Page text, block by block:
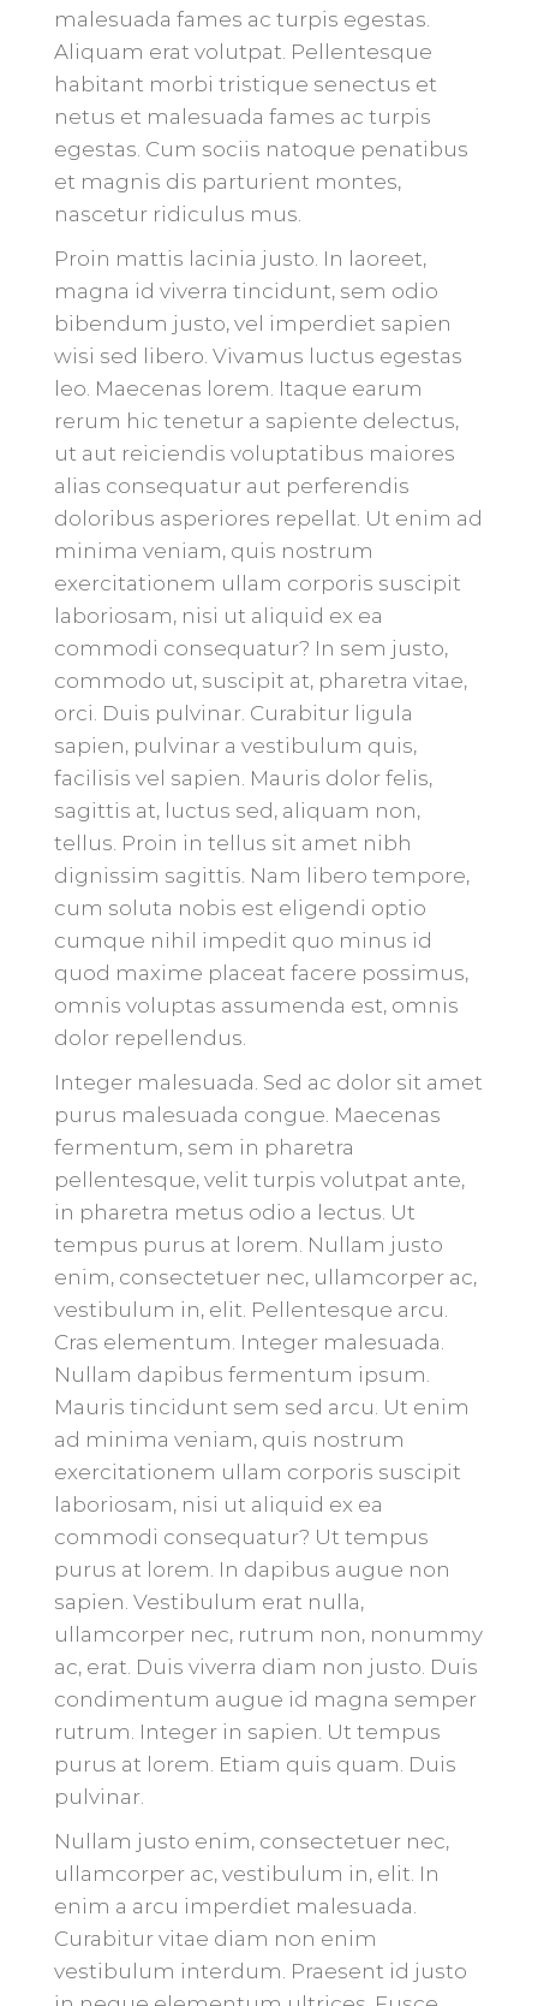
malesuada fames ac turpis egestas.
Aliquam erat volutpat. Pellentesque
habitant morbi tristique senectus et
netus et malesuada fames ac turpis
egestas. Cum sociis natoque penatibus
et magnis dis parturient montes,
nascetur ridiculus mus.
Proin mattis lacinia justo. In laoreet,
magna id viverra tincidunt, sem odio
bibendum justo, vel imperdiet sapien
wisi sed libero. Vivamus luctus egestas
leo. Maecenas lorem. Itaque earum
rerum hic tenetur a sapiente delectus,
ut aut reiciendis voluptatibus maiores
alias consequatur aut perferendis
doloribus asperiores repellat. Ut enim ad
minima veniam, quis nostrum
exercitationem ullam corporis suscipit
laboriosam, nisi ut aliquid ex ea
commodi consequatur? In sem justo,
commodo ut, suscipit at, pharetra vitae,
orci. Duis pulvinar. Curabitur ligula
sapien, pulvinar a vestibulum quis,
facilisis vel sapien. Mauris dolor felis,
sagittis at, luctus sed, aliquam non,
tellus. Proin in tellus sit amet nibh
dignissim sagittis. Nam libero tempore,
cum soluta nobis est eligendi optio
cumque nihil impedit quo minus id
quod maxime placeat facere possimus,
omnis voluptas assumenda est, omnis
dolor repellendus.
Integer malesuada. Sed ac dolor sit amet
purus malesuada congue. Maecenas
fermentum, sem in pharetra
pellentesque, velit turpis volutpat ante,
in pharetra metus odio a lectus. Ut
tempus purus at lorem. Nullam justo
enim, consectetuer nec, ullamcorper ac,
vestibulum in, elit. Pellentesque arcu.
Cras elementum. Integer malesuada.
Nullam dapibus fermentum ipsum.
Mauris tincidunt sem sed arcu. Ut enim
ad minima veniam, quis nostrum
exercitationem ullam corporis suscipit
laboriosam, nisi ut aliquid ex ea
commodi consequatur? Ut tempus
purus at lorem. In dapibus augue non
sapien. Vestibulum erat nulla,
ullamcorper nec, rutrum non, nonummy
ac, erat. Duis viverra diam non justo. Duis
condimentum augue id magna semper
rutrum. Integer in sapien. Ut tempus
purus at lorem. Etiam quis quam. Duis
pulvinar.
Nullam justo enim, consectetuer nec,
ullamcorper ac, vestibulum in, elit. In
enim a arcu imperdiet malesuada.
Curabitur vitae diam non enim
vestibulum interdum. Praesent id justo